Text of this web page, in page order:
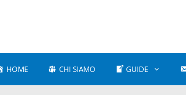
HOME CHI SIAMO GUIDE